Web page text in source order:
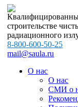
строительстве
радиационного
8-800-600-50-25
mail@saula.ru
О нас
О нас
СМИ о